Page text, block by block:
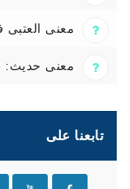
معنى
معنى حديث:
تابعنا على